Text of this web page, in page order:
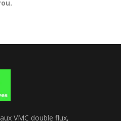
VMC double flux,